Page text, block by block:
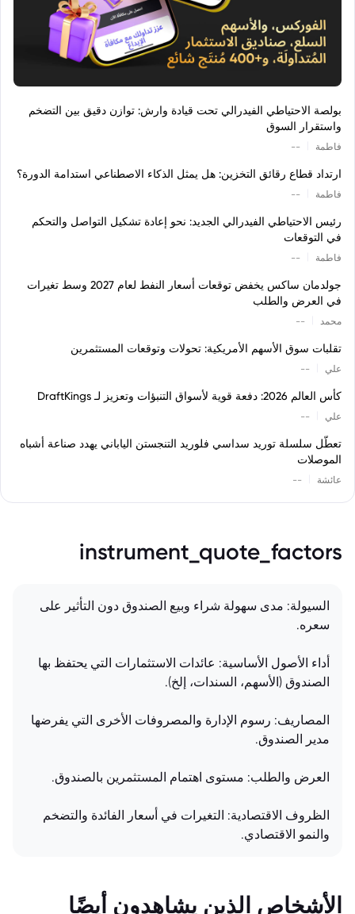
بولصة الاحتياطي الفيدرالي تحت قيادة وارش: توازن دقيق بين التضخم
واستقرار السوق
فاطمة --
ارتداد قطاع رقائق التخزين: هل يمثل الذكاء الاصطناعي استدامة الدورة؟
فاطمة --
رئيس الاحتياطي الفيدرالي الجديد: نحو إعادة تشكيل التواصل والتحكم
في التوقعات
فاطمة --
جولدمان ساكس يخفض توقعات أسعار النفط لعام 2027 وسط تغيرات
في العرض والطلب
محمد --
تقلبات سوق الأسهم الأمريكية: تحولات وتوقعات المستثمرين
علي --
كأس العالم 2026: دفعة قوية لأسواق التنبؤات وتعزيز لـ DraftKings
علي --
تعطّل سلسلة توريد سداسي فلوريد التنجستن الياباني يهدد صناعة أشباه
الموصلات
عائشة --
instrument_quote_factors
السيولة: مدى سهولة شراء وبيع الصندوق دون التأثير على
سعره.
أداء الأصول الأساسية: عائدات الاستثمارات التي يحتفظ بها
الصندوق (الأسهم، السندات، إلخ).
المصاريف: رسوم الإدارة والمصروفات الأخرى التي يفرضها
مدير الصندوق.
العرض والطلب: مستوى اهتمام المستثمرين بالصندوق.
الظروف الاقتصادية: التغيرات في أسعار الفائدة والتضخم
والنمو الاقتصادي.
الأشخاص الذين يشاهدون أيضًا